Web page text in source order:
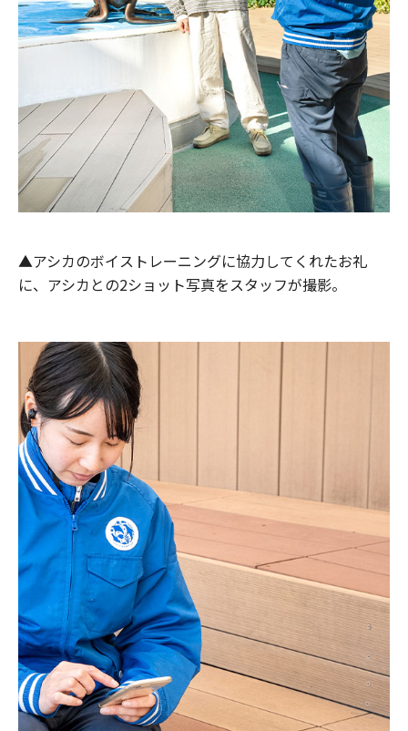
▲アシカのボイストレーニングに協力してくれたお礼
に、アシカとの2ショット写真をスタッフが撮影。